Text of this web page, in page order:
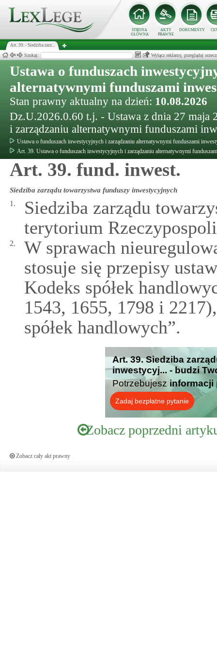
STRONA
GŁÓWNA
AKTY
PRAWNE
DOKUMENTY
Art. 39. - Siedziba zarz...
Szukaj: Wyłącz reklamy, przeglądaj
Ustawa o funduszach
alternatywnymi funduszami
Stan prawny aktualny na dzień: 10.08.2026
Dz.U.2026.0.60 t.j. - Ustawa z dnia 27 maja
i zarządzaniu alternatywnymi funduszami
Ustawa o funduszach inwestycyjnych i zarządzaniu alternatywnymi funduszami
Art. 39. Ustawa o funduszach inwestycyjnych i zarządzaniu alternatywnymi
Art. 39. fund. inwest.
Siedziba zarządu towarzystwa funduszy inwestycyjnych
1.
Siedziba zarządu
terytorium
2.
W sprawach
stosuje się przepisy
Kodeks spółek
1543, 1655, 1798 i
spółek handlowych”.
Art. 39. Siedziba
inwestycyj... - budzi
Potrzebujesz informacji
Zadaj bezpłatne pytanie
Zobacz poprzedni
Zobacz cały akt prawny